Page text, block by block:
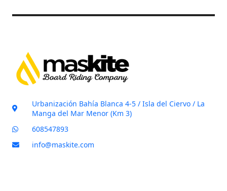
a
e
f
i
a
Urbanización Bahía Blanca 4-5 / Isla del Ciervo / La
Manga del Mar Menor (Km 3)
608547893
info@maskite.com